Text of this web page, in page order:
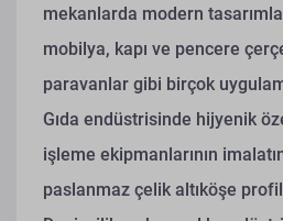
mekanlarda modern
mobilya, kapı ve pencere
paravanlar gibi birçok
Gıda endüstrisinde hijyenik
işleme ekipmanlarının
paslanmaz çelik altıköşe